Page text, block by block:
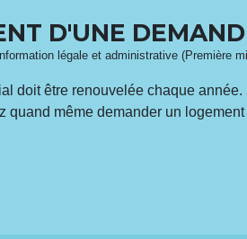
D'UNE
légale et administrative (Première
doit être renouvelée chaque
quand même demander un